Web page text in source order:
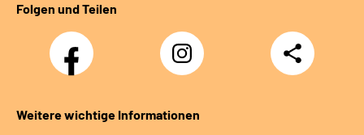
Folgen und Teilen
Facebook Instagram
Teilen
Weitere wichtige Informationen